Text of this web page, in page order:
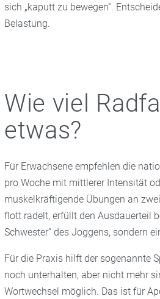
sich „kaputt zu bewegen“.
Belastung.
Wie viel
etwas?
Für Erwachsene empfehlen die
pro Woche mit mittlerer Intensität
muskelkräftigende Übungen an
flott radelt, erfüllt den Ausdauerteil
Schwester“ des Joggens, sondern
Für die Praxis hilft der sogenannte
noch unterhalten, aber nicht mehr
Wortwechsel möglich. Das ist für